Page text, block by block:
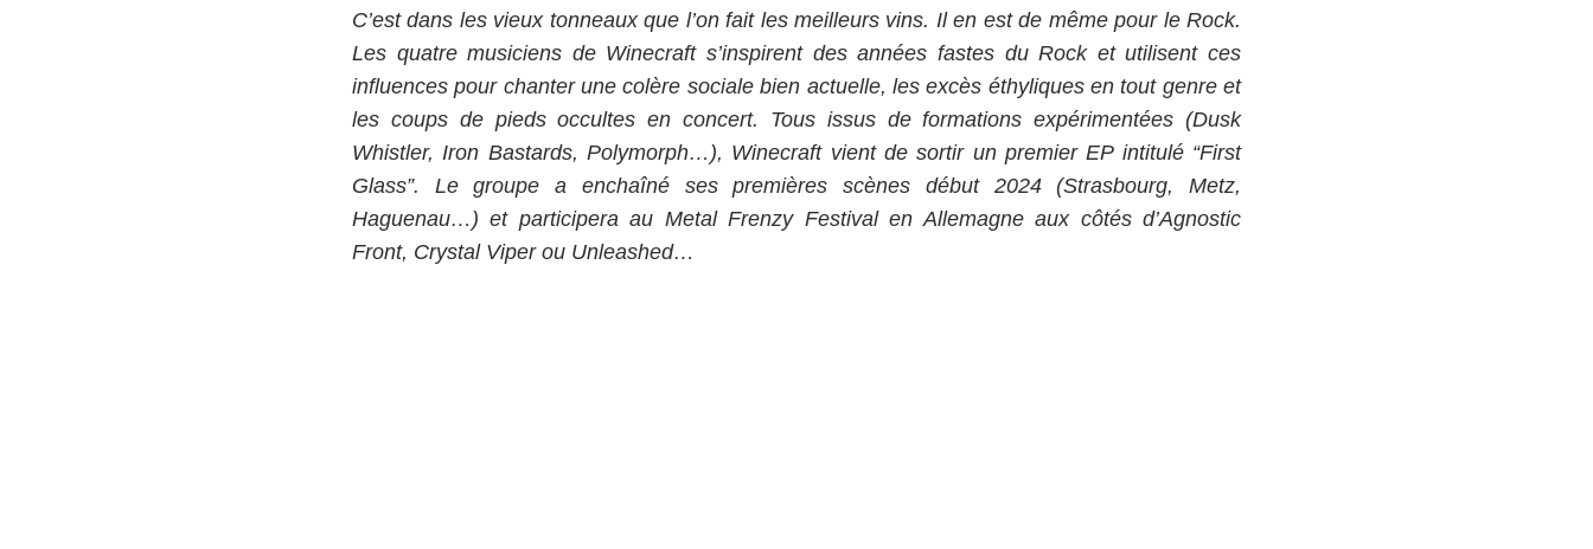
C’est dans les vieux tonneaux que l’on fait les meilleurs vins. Il en est de même pour le Rock.
Les quatre musiciens de Winecraft s’inspirent des années fastes du Rock et utilisent ces
influences pour chanter une colère sociale bien actuelle, les excès éthyliques en tout genre et
les coups de pieds occultes en concert. Tous issus de formations expérimentées (Dusk
Whistler, Iron Bastards, Polymorph…), Winecraft vient de sortir un premier EP intitulé “First
Glass”. Le groupe a enchaîné ses premières scènes début 2024 (Strasbourg, Metz,
Haguenau…) et participera au Metal Frenzy Festival en Allemagne aux côtés d’Agnostic
Front, Crystal Viper ou Unleashed…